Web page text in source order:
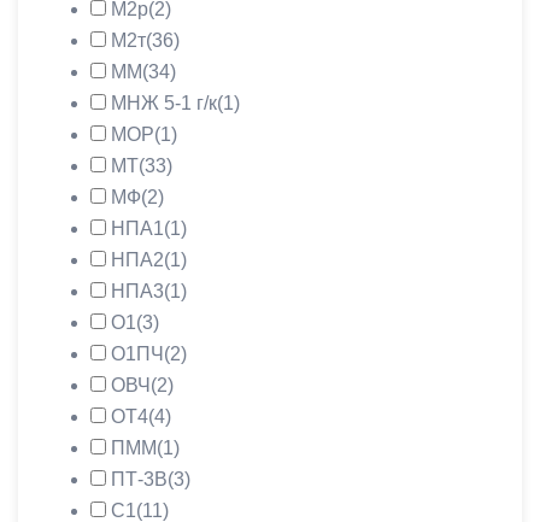
М2р(2)
М2т(36)
ММ(34)
МНЖ 5-1 г/к(1)
МОР(1)
МТ(33)
МФ(2)
НПА1(1)
НПА2(1)
НПА3(1)
О1(3)
О1ПЧ (2)
ОВЧ (2)
ОТ4(4)
ПММ(1)
ПТ-3В(3)
С1(11)